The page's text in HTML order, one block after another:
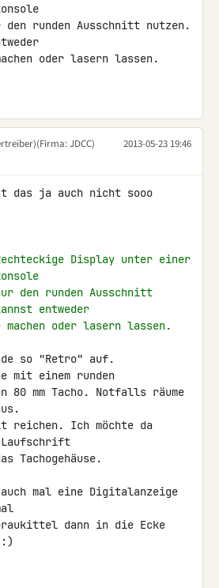
den runden Ausschnitt nutzen.
oder lasern lassen.
(Firma: JDCC)
2013-05-23 19:46
das ja auch nicht sooo
Display unter einer
den runden Ausschnitt
entweder
machen oder lasern lassen.
so "Retro" auf.
mit einem runden
80 mm Tacho. Notfalls räume
reichen. Ich möchte da
Tachogehäuse.
mal eine Digitalanzeige
dann in die Ecke
:)